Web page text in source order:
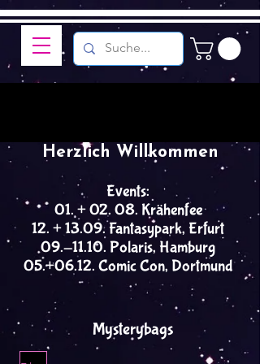
Events:
01. + 02. 08. Krähenfee
12. + 13.09. Fantasypark, Erfurt
09.-11.10. Polaris, Hamburg
05.+06.12. Comic Con, Dortmund
Herzlich Willkommen
Mysterybags